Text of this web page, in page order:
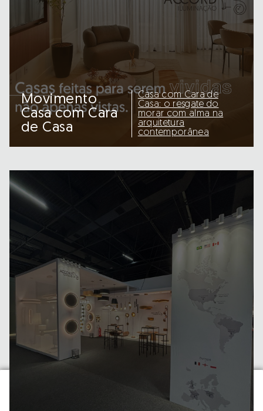
Movimento
Casa com Cara
de Casa
Casa com Cara de
Casa: o resgate do
morar com alma na
arquitetura
contemporânea